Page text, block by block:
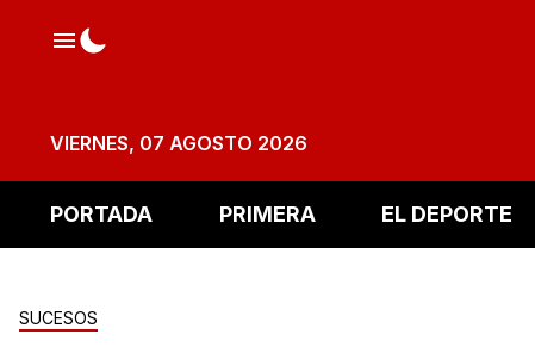
VIERNES, 07 AGOSTO 2026
PORTADA PRIMERA EL DEPORTE
SUCESOS